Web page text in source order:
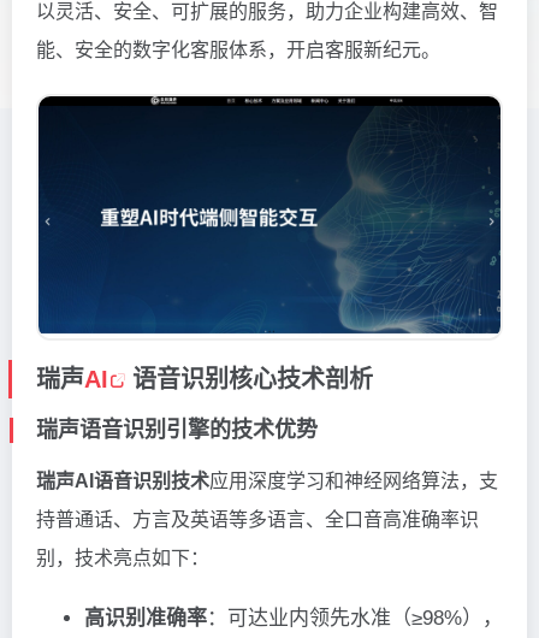
以灵活、安全、可扩展的服务，助力企业构建高效、智
能、安全的数字化客服体系，开启客服新纪元。
瑞声AI 语音识别核心技术剖析
瑞声语音识别引擎的技术优势
瑞声AI语音识别技术应用深度学习和神经网络算法，支
持普通话、方言及英语等多语言、全口音高准确率识
别，技术亮点如下：
高识别准确率：可达业内领先水准（≥98%），